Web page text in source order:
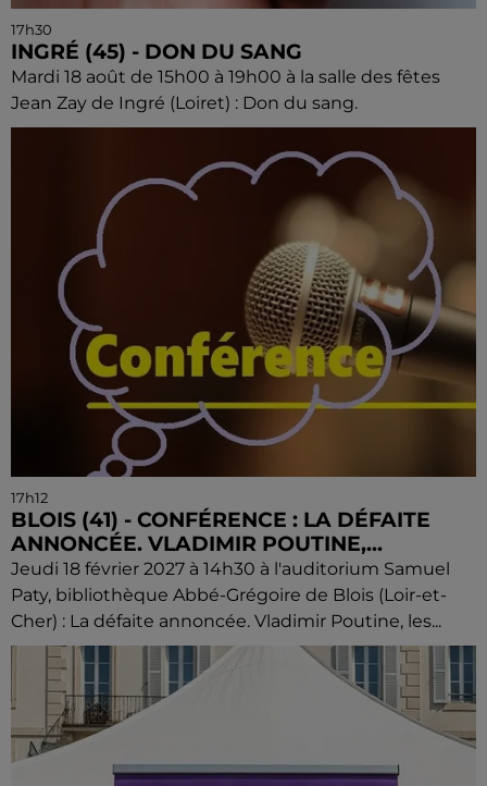
17h30
INGRÉ (45) - DON DU SANG
Mardi 18 août de 15h00 à 19h00 à la salle des fêtes
Jean Zay de Ingré (Loiret) : Don du sang.
17h12
BLOIS (41) - CONFÉRENCE : LA DÉFAITE
ANNONCÉE. VLADIMIR POUTINE,...
Jeudi 18 février 2027 à 14h30 à l'auditorium Samuel
Paty, bibliothèque Abbé-Grégoire de Blois (Loir-et-
Cher) : La défaite annoncée. Vladimir Poutine, les...